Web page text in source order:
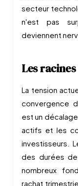
secteur
n'est pas
deviennent
Les
La tension
convergence
est un
actifs et les
investisseurs.
des durées
nombreux
rachat